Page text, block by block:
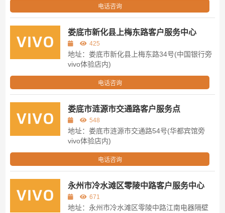
电话咨询
娄底市新化县上梅东路客户服务中心
425
地址：娄底市新化县上梅东路34号(中国银行旁
vivo体验店内)
电话咨询
娄底市涟源市交通路客户服务点
548
地址：娄底市涟源市交通路54号(华都宾馆旁
vivo体验店内)
电话咨询
永州市冷水滩区零陵中路客户服务中心
671
地址：永州市冷水滩区零陵中路江南电器隔壁